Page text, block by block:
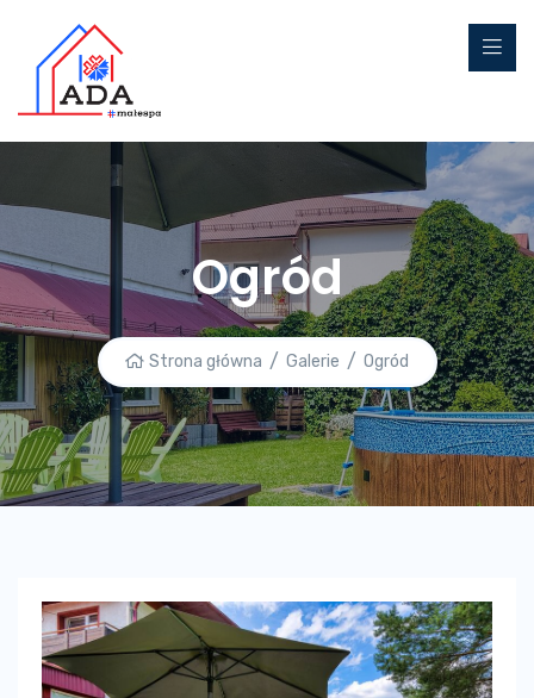
Ogród
Strona główna Galerie Ogród